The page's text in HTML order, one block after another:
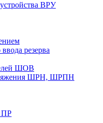
ВРУ
резерва
ШОВ
ШРН, ШРПН
ПР